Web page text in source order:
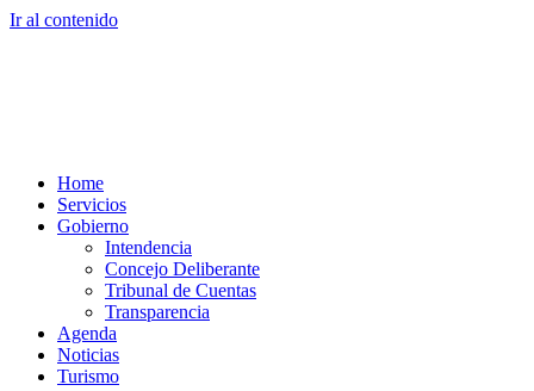
Ir al contenido
Home
Servicios
Gobierno
Intendencia
Concejo Deliberante
Tribunal de Cuentas
Transparencia
Agenda
Noticias
Turismo